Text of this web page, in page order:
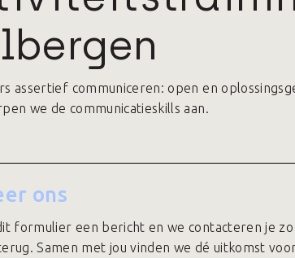
assertief communiceren: open en
we de communicatieskills aan.
ons
formulier een bericht en we contacteren je zo
Samen met jou vinden we dé uitkomst